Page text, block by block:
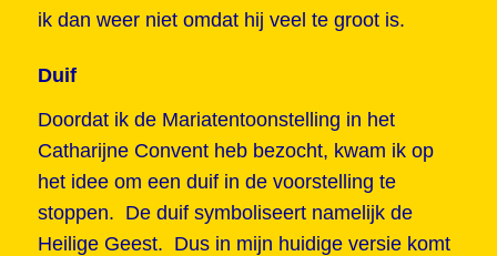
ik dan weer niet omdat hij veel te groot is.
Duif
Doordat ik de Mariatentoonstelling in het
Catharijne Convent heb bezocht, kwam ik op
het idee om een duif in de voorstelling te
stoppen. De duif symboliseert namelijk de
Heilige Geest. Dus in mijn huidige versie komt